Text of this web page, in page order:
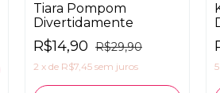
Tiara Pompom
Divertidamente
R$14,90 R$29,90
2 x de R$7,45 sem juros 5